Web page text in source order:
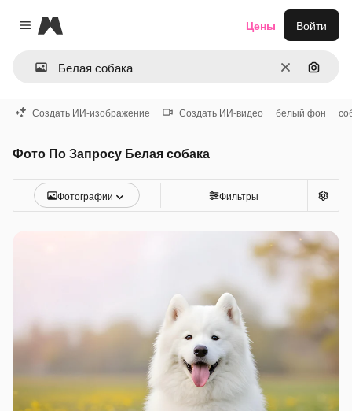
Close menu
Magnific
ОчиститьПоиск
Цены Войти
Создать ИИ-изображение Создать ИИ-видео белый фон
Фото По Запросу Белая собака
Фотографии Фильтры